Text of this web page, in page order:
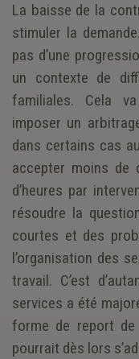
La baisse de la
stimuler la
pas d’une
un contexte de
familiales. Cela
imposer un
dans certains cas
accepter moins de
d’heures par
résoudre la
courtes et des
l’organisation des
travail. C’est
services a été
forme de report de
pourrait dès lors